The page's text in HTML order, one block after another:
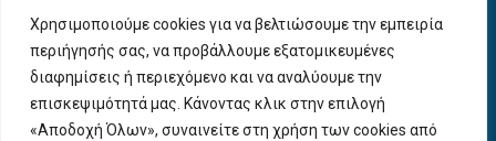
Χρησιμοποιούμε cookies για να βελτιώσουμε την εμπειρία
περιήγησής σας, να προβάλλουμε εξατομικευμένες
διαφημίσεις ή περιεχόμενο και να αναλύουμε την
επισκεψιμότητά μας. Κάνοντας κλικ στην επιλογή
«Αποδοχή Όλων», συναινείτε στη χρήση των cookies από
Αποδοχή
όρων
χρήσης
*
Συμφωνώ με την Πολιτική Απορρήτουκαι τους
Όρους Χρήσης.
Εγγραφή